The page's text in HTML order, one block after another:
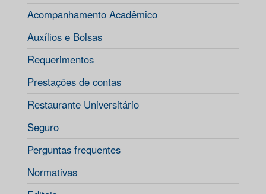
Acompanhamento Acadêmico
Auxílios e Bolsas
Requerimentos
Prestações de contas
Restaurante Universitário
Seguro
Perguntas frequentes
Normativas